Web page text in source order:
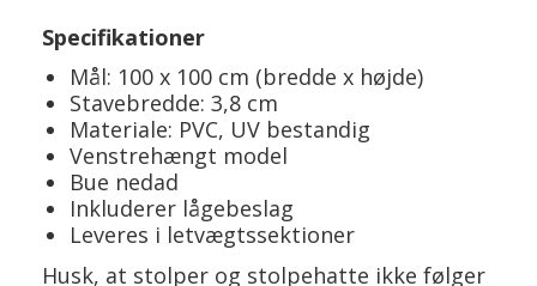
Specifikationer
Mål: 100 x 100 cm (bredde x højde)
Stavebredde: 3,8 cm
Materiale: PVC, UV bestandig
Venstrehængt model
Bue nedad
Inkluderer lågebeslag
Leveres i letvægtssektioner
Husk, at stolper og stolpehatte ikke følger